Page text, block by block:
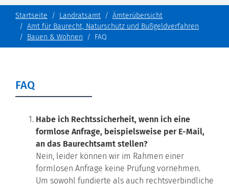
Startseite Landratsamt
Ämterübersicht
Amt für Baurecht, Naturschutz und Bußgeldverfahren
Bauen & Wohnen
FAQ
FAQ
Habe ich Rechtssicherheit, wenn ich eine
formlose Anfrage, beispielsweise per E-Mail,
an das Baurechtsamt stellen?
Nein, leider können wir im Rahmen einer
formlosen Anfrage keine Prüfung vornehmen.
Um sowohl fundierte als auch rechtsverbindliche